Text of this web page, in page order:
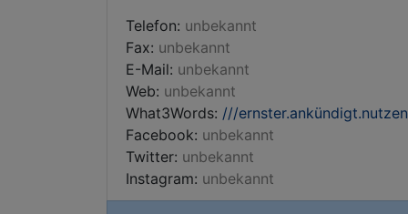
Telefon: unbekannt
Fax: unbekannt
E-Mail: unbekannt
Web: unbekannt
What3Words: ///ernster.ankündigt.nutzen
Facebook: unbekannt
Twitter: unbekannt
Instagram: unbekannt